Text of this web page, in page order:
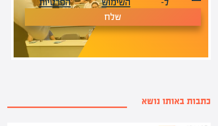
ל-
השימוש
הפרטיות
שלח
כתבות באותו נושא